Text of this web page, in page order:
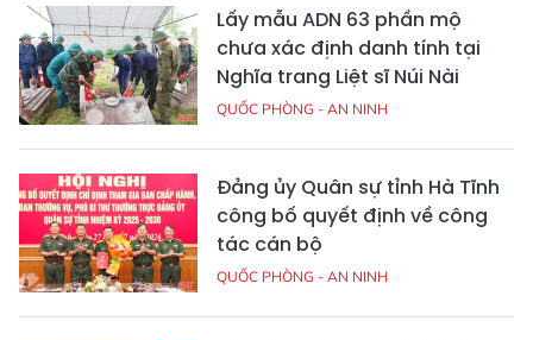
Lấy mẫu ADN 63 phần mộ
chưa xác định danh tính tại
Nghĩa trang Liệt sĩ Núi Nài
QUỐC PHÒNG - AN NINH
Đảng ủy Quân sự tỉnh Hà Tĩnh
công bố quyết định về công
tác cán bộ
QUỐC PHÒNG - AN NINH